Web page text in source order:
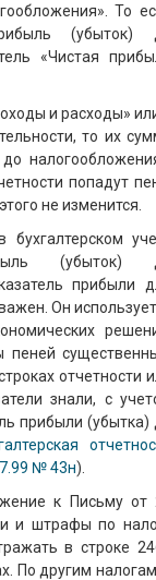
То
(убыток)
«Чистая
и расходы»
то их
попадут
не изменится.
(убыток)
прибыли
Он
пеней
отчетности
знали, с
прибыли (убытка)
№ 43н).
к Письму от
и штрафы по
в строке
По другим